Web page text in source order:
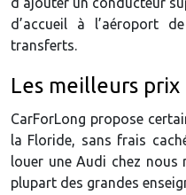
d’accueil à l’aéroport
transferts.
Les meilleurs prix
CarForLong propose
la Floride, sans frais
louer une Audi chez nous
plupart des grandes